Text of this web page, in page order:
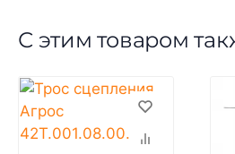
С этим товаром